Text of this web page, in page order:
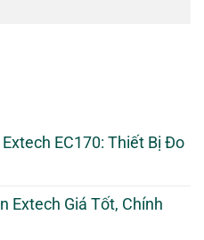
EC170: Thiết Bị Đo
Extech Giá Tốt, Chính